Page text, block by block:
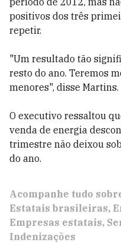
positivos dos três
repetir.
"Um resultado tão
resto do ano. Teremos
menores", disse Martins.
O executivo ressaltou
venda de energia
trimestre não deixou
do ano.
Acompanhe tudo
Estatais brasileiras
Empresas estatais
Indenizações